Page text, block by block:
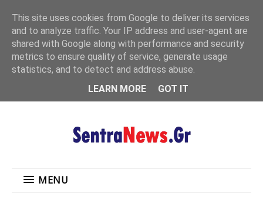
MENU
MENU
This site uses cookies from Google to deliver its services
and to analyze traffic. Your IP address and user-agent are
shared with Google along with performance and security
metrics to ensure quality of service, generate usage
statistics, and to detect and address abuse.
LEARN MORE
GOT IT